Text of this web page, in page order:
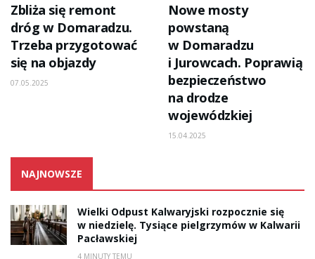
Zbliża się remont
dróg w Domaradzu.
Trzeba przygotować
się na objazdy
07.05.2025
Nowe mosty
powstaną
w Domaradzu
i Jurowcach. Poprawią
bezpieczeństwo
na drodze
wojewódzkiej
15.04.2025
NAJNOWSZE
Wielki Odpust Kalwaryjski rozpocznie się
w niedzielę. Tysiące pielgrzymów w Kalwarii
Pacławskiej
4 MINUTY TEMU